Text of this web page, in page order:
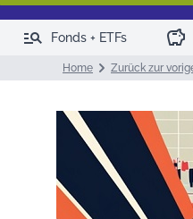
manage_search Fonds + ETFs savings
Home Zurück zur